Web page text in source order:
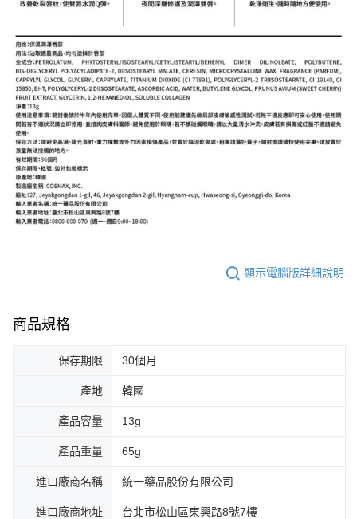
顯示電腦版詳細說明
商品規格
保存期限 30個月
產地 韓國
產品容量 13g
產品重量 65g
進口廠商名稱 統一藥品股份有限公司
進口廠商地址 台北市松山區東興路8號7樓